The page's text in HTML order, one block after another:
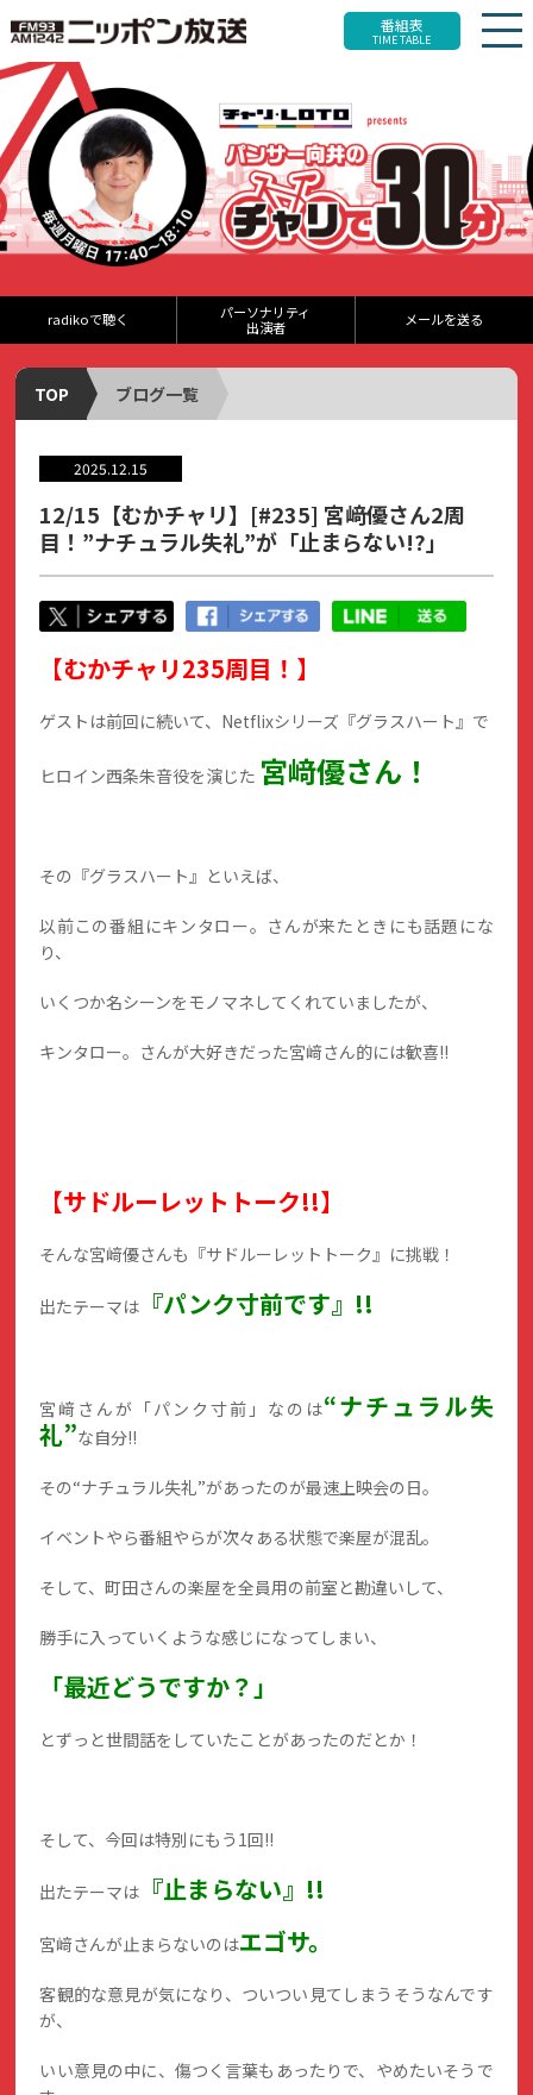
番組表
TIME TABLE
radikoで聴く
パーソナリティ
出演者
メールを送る
TOP ブログ一覧
2025.12.15
12/15【むかチャリ】[#235] 宮﨑優さん2周
目！”ナチュラル失礼”が「止まらない!?」
【むかチャリ235周目！】
ゲストは前回に続いて、Netflixシリーズ『グラスハート』で
ヒロイン西条朱音役を演じた 宮﨑優さん！
その『グラスハート』といえば、
以前この番組にキンタロー。さんが来たときにも話題にな
り、
いくつか名シーンをモノマネしてくれていましたが、
キンタロー。さんが大好きだった宮﨑さん的には歓喜!!
【サドルーレットトーク!!】
そんな宮﨑優さんも『サドルーレットトーク』に挑戦！
出たテーマは 『パンク寸前です』!!
宮﨑さんが「パンク寸前」なのは“ナチュラル失
礼”な自分!!
その“ナチュラル失礼”があったのが最速上映会の日。
イベントやら番組やらが次々ある状態で楽屋が混乱。
そして、町田さんの楽屋を全員用の前室と勘違いして、
勝手に入っていくような感じになってしまい、
「最近どうですか？」
とずっと世間話をしていたことがあったのだとか！
そして、今回は特別にもう1回!!
出たテーマは 『止まらない』!!
宮﨑さんが止まらないのはエゴサ。
客観的な意見が気になり、ついつい見てしまうそうなんです
が、
いい意見の中に、傷つく言葉もあったりで、やめたいそうで